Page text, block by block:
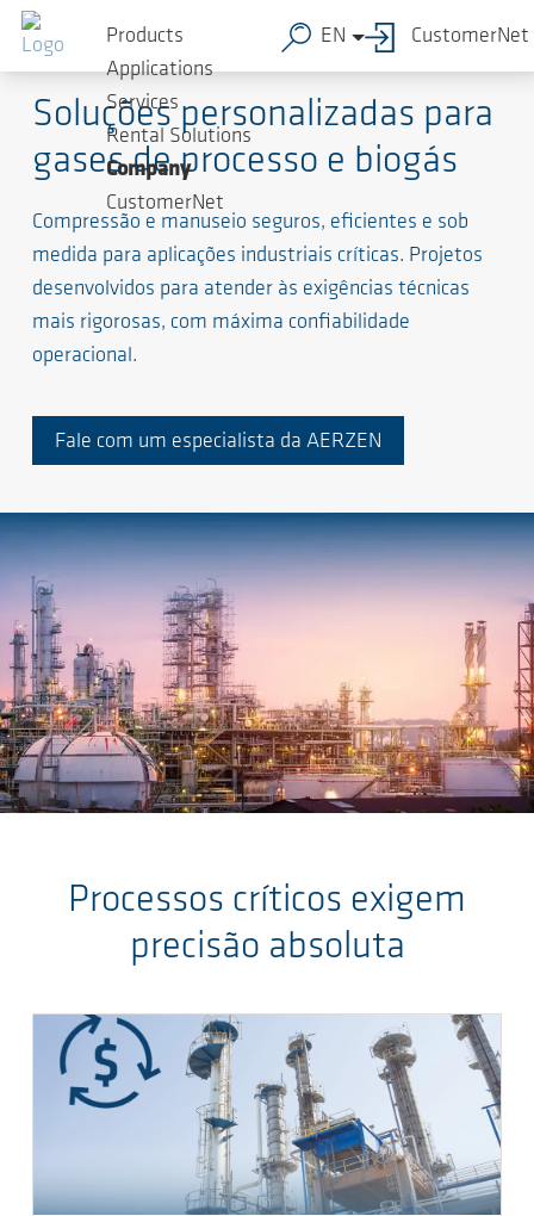
Soluções de alto nível para processos exigentes
Soluções personalizadas para
gases de processo e biogás
Compressão e manuseio seguros, eficientes e sob
medida para aplicações industriais críticas. Projetos
desenvolvidos para atender às exigências técnicas
mais rigorosas, com máxima confiabilidade
operacional.
Fale com um especialista da AERZEN
Products
Applications
Services
Rental Solutions
Company
CustomerNet
EN CustomerNet
Processos críticos exigem
precisão absoluta